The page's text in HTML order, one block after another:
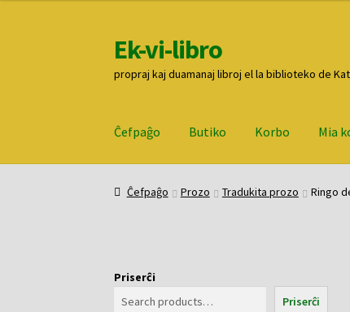
Pretersalti
al
navigado
Iri
rekte
al
enhavo
Ek-vi-libro
propraj kaj duamanaj libroj el la biblioteko de
Ĉefpaĝo Butiko Korbo Mia
ĈefpaĝoButiko Korbo Mia konto Pagi
Ĉefpaĝo Prozo Tradukita prozo Ringo
Priserĉi
Priserĉi